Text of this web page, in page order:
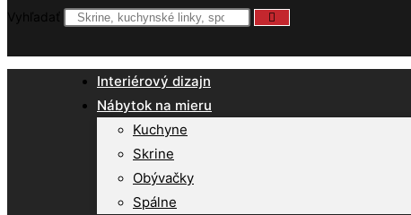
Vyhľadať
Interiérový dizajn
Nábytok na mieru
Kuchyne
Skrine
Obývačky
Spálne